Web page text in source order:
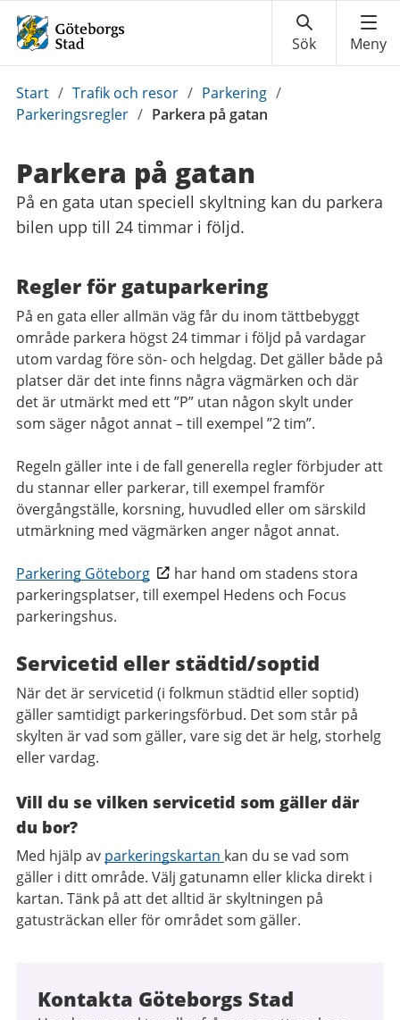
Du
är
Start / Trafik och resor / Parkering /
Parkeringsregler / Parkera på gatan
Parkera på gatan
På en gata utan speciell skyltning kan du parkera
bilen upp till 24 timmar i följd.
Regler för gatuparkering
På en gata eller allmän väg får du inom tättbebyggt
område parkera högst 24 timmar i följd på vardagar
utom vardag före sön- och helgdag. Det gäller både på
platser där det inte finns några vägmärken och där
det är utmärkt med ett ”P” utan någon skylt under
som säger något annat – till exempel ”2 tim”.
Regeln gäller inte i de fall generella regler förbjuder att
du stannar eller parkerar, till exempel framför
övergångställe, korsning, huvudled eller om särskild
utmärkning med vägmärken anger något annat.
Parkering Göteborg
har hand om stadens stora
parkeringsplatser, till exempel Hedens och Focus
parkeringshus.
Servicetid eller städtid/soptid
När det är servicetid (i folkmun städtid eller soptid)
gäller samtidigt parkeringsförbud. Det som står på
skylten är vad som gäller, vare sig det är helg, storhelg
eller vardag.
Vill du se vilken servicetid som gäller där
du bor?
Med hjälp av parkeringskartan kan du se vad som
gäller i ditt område. Välj gatunamn eller klicka direkt i
kartan. Tänk på att det alltid är skyltningen på
gatusträckan eller för området som gäller.
Kontakta Göteborgs Stad